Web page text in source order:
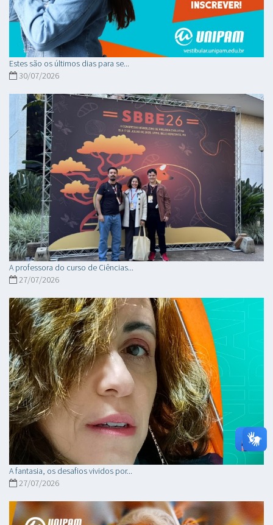
Estes são os últimos dias para se...
30/07/2026
A professora do curso de Ciências...
27/07/2026
A fantasia, os desafios vividos por...
27/07/2026